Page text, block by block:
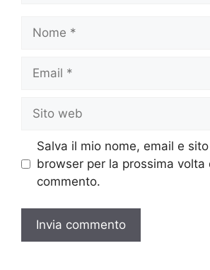
web
Salva il mio nome, email e
browser per la prossima volta
commento.